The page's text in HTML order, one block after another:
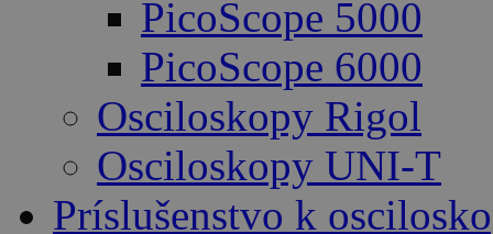
PicoScope 5000
PicoScope 6000
Osciloskopy Rigol
Osciloskopy UNI-T
Príslušenstvo k